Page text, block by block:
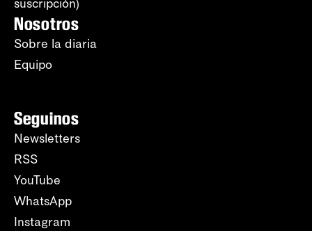
suscripción)
Nosotros
Sobre la diaria
Equipo
Seguinos
Newsletters
RSS
YouTube
WhatsApp
Instagram